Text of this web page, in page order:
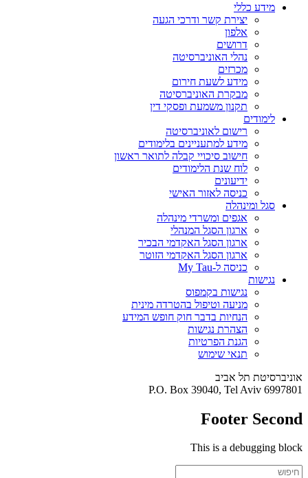
מידע כללי
יצירת קשר ודרכי הגעה
אלפון
דרושים
נהלי האוניברסיטה
מכרזים
מידע לשעת חירום
מבקרת האוניברסיטה
תקנון משמעת ופסקי דין
לימודים
רישום לאוניברסיטה
מידע למתעניינים בלימודים
חישוב סיכויי קבלה לתואר ראשון
לוח שנת הלימודים
ידיעונים
כניסה לאזור האישי
סגל ומינהלה
אגפים ומשרדי מינהלה
ארגון הסגל המנהלי
ארגון הסגל האקדמי הבכיר
ארגון הסגל האקדמי הזוטר
כניסה ל-My Tau
נגישות
נגישות בקמפוס
מניעה וטיפול בהטרדה מינית
הנחיות בדבר חוק חופש המידע
הצהרת נגישות
הגנת הפרטיות
תנאי שימוש
אוניברסיטת תל אביב
P.O. Box 39040, Tel Aviv 6997801
Footer Second
This is a debugging block